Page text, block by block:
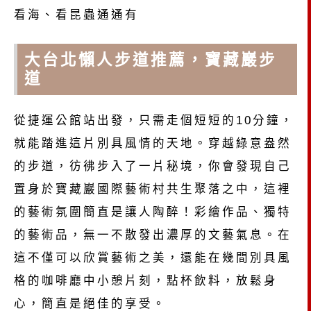
大台北懶人步道推薦，寶藏巖步
道
從捷運公館站出發，只需走個短短的10分鐘，
就能踏進這片別具風情的天地。穿越綠意盎然
的步道，彷彿步入了一片秘境，你會發現自己
置身於寶藏巖國際藝術村共生聚落之中，這裡
的藝術氛圍簡直是讓人陶醉！彩繪作品、獨特
的藝術品，無一不散發出濃厚的文藝氣息。在
這不僅可以欣賞藝術之美，還能在幾間別具風
格的咖啡廳中小憩片刻，點杯飲料，放鬆身
心，簡直是絕佳的享受。